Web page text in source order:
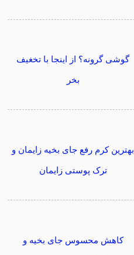
گوشی گرونه؟ از اینجا با تخغیف
بخر
بهترین کرم رفع جای بخیه زایمان و
ترک پوستی زایمان
کاهش محسوس جای بخیه و